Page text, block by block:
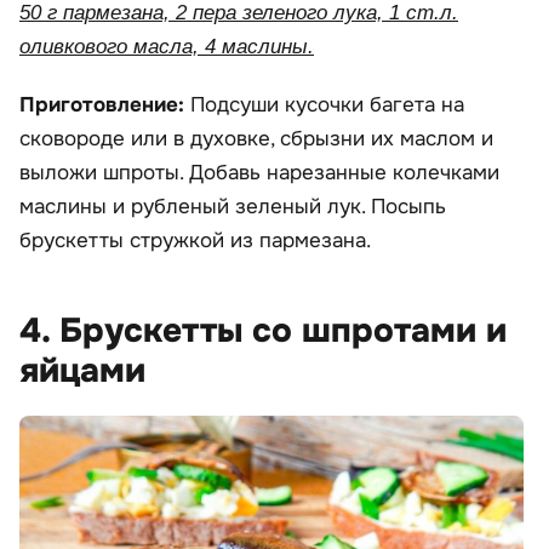
50 г пармезана, 2 пера зеленого лука, 1 ст.л.
оливкового масла, 4 маслины.
Приготовление: Подсуши кусочки багета на
сковороде или в духовке, сбрызни их маслом и
выложи шпроты. Добавь нарезанные колечками
маслины и рубленый зеленый лук. Посыпь
брускетты стружкой из пармезана.
4. Брускетты со шпротами и
яйцами